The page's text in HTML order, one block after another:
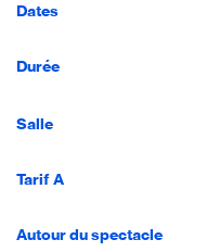
Dates
Durée
Salle
Tarif A
Autour du spectacle